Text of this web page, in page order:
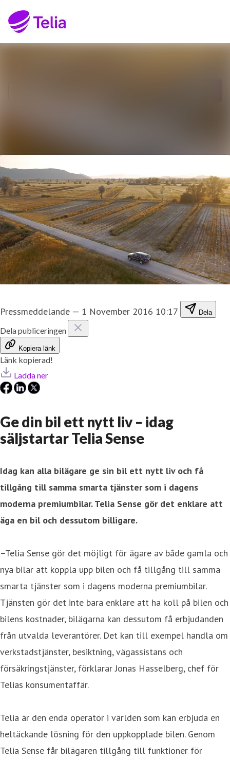
Pressmeddelande — 1 November 2016 10:17 Dela
Dela publiceringen
Kopiera länk
Länk kopierad!
Ladda ner
Ge din bil ett nytt liv – idag
säljstartar Telia Sense
Idag kan alla bilägare ge sin bil ett nytt liv och få
tillgång till samma smarta tjänster som i dagens
moderna premiumbilar. Telia Sense gör det enklare att
äga en bil och dessutom billigare.
–Telia Sense gör det möjligt för ägare av både gamla och
nya bilar att koppla upp bilen och få tillgång till samma
smarta tjänster som i dagens moderna premiumbilar.
Tjänsten gör det inte bara enklare att ha koll på bilen och
bilens kostnader, bilägarna kan dessutom få erbjudanden
från utvalda leverantörer. Det kan till exempel handla om
verkstadstjänster, besiktning, vägassistans och
försäkringstjänster, förklarar Jonas Hasselberg, chef för
Telias konsumentaffär.
Telia är den enda operatör i världen som kan erbjuda en
heltäckande lösning för den uppkopplade bilen. Genom
Telia Sense får bilägaren tillgång till funktioner för